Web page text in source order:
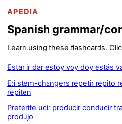
APEDIA
Spanish grammar/
Learn using these flashcards.
Estar ir dar estoy voy doy estás
E:i stem-changers repetir repito
repiten
Preterite ucir producir conducir
produjo